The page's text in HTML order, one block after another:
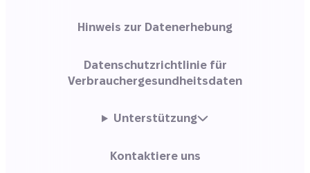
Hinweis zur Datenerhebung
Datenschutzrichtlinie für
Verbrauchergesundheitsdaten
Unterstützung
Kontaktiere uns